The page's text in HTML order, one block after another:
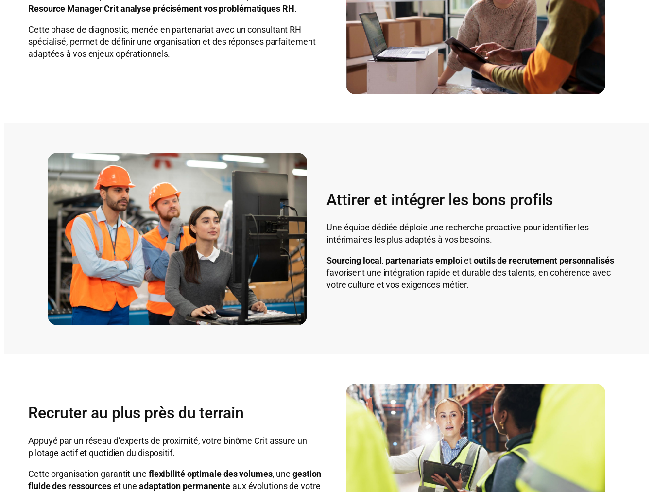
Resource Manager Crit analyse précisément vos problématiques RH.
Cette phase de diagnostic, menée en partenariat avec un consultant RH
spécialisé, permet de définir une organisation et des réponses parfaitement
adaptées à vos enjeux opérationnels.
Attirer et intégrer les bons profils
Une équipe dédiée déploie une recherche proactive pour identifier les
intérimaires les plus adaptés à vos besoins.
Sourcing local , partenariats emploietoutils de recrutement personnalisés
favorisent une intégration rapide et durable des talents, en cohérence avec
votre culture et vos exigences métier.
Recruter au plus près du terrain
Appuyé par un réseau d’experts de proximité, votre binôme Crit assure un
pilotage actif et quotidien du dispositif.
Cette organisation garantit une flexibilité optimale des volumes, unegestion
fluide des ressourceset uneadaptation permanente aux évolutions de votre